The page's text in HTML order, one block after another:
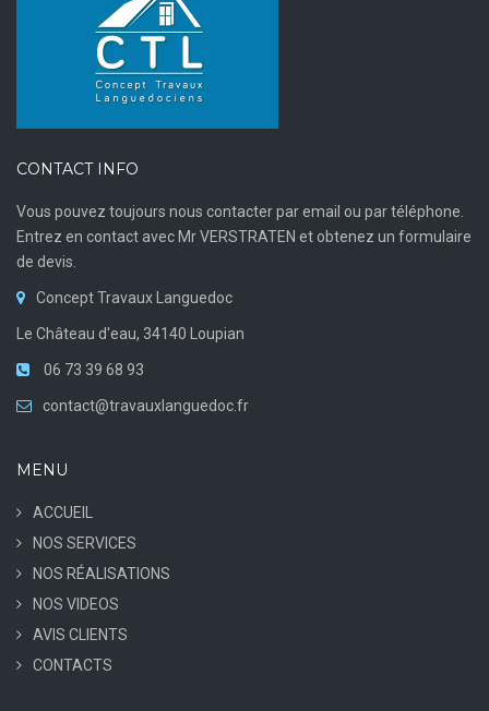
CONTACT INFO
Vous pouvez toujours nous contacter par email ou par téléphone.
Entrez en contact avec Mr VERSTRATEN et obtenez un formulaire
de devis.
Concept Travaux Languedoc
Le Château d'eau, 34140 Loupian
06 73 39 68 93
contact@travauxlanguedoc.fr
MENU
ACCUEIL
NOS SERVICES
NOS RÉALISATIONS
NOS VIDEOS
AVIS CLIENTS
CONTACTS